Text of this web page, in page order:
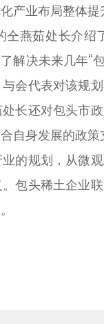
产业布局整体提
燕茹处长介绍
解决未来几年“
会代表对该规
长还对包头市
自身发展的政策
规划，从微
包头稀土企业